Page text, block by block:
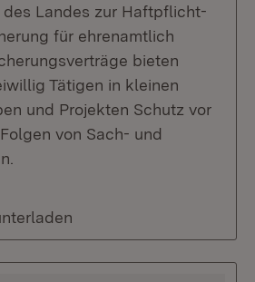
des Landes zur Haftpflicht-
für ehrenamtlich
bieten
Tätigen in kleinen
und Projekten Schutz vor
von Sach- und